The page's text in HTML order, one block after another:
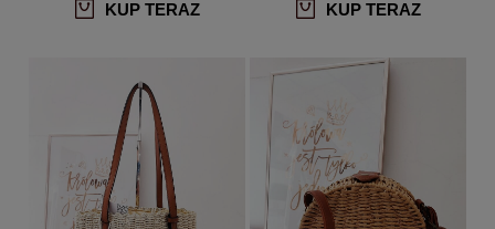
KUP TERAZ KUP TERAZ